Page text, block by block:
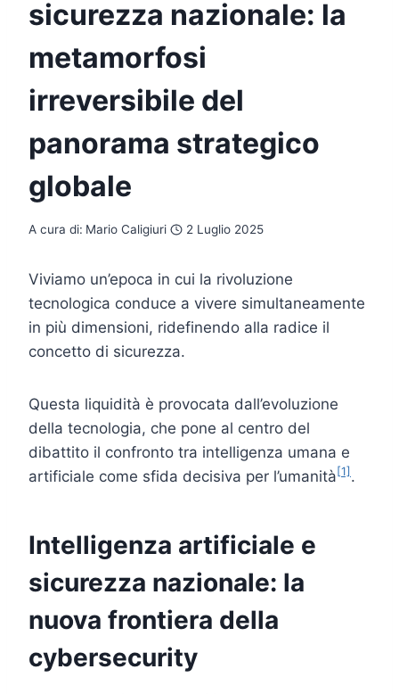
sicurezza nazionale: la
metamorfosi
irreversibile del
panorama strategico
globale
A cura di: Mario Caligiuri 2 Luglio 2025
Viviamo un’epoca in cui la rivoluzione
tecnologica conduce a vivere simultaneamente
in più dimensioni, ridefinendo alla radice il
concetto di sicurezza.
Questa liquidità è provocata dall’evoluzione
della tecnologia, che pone al centro del
dibattito il confronto tra intelligenza umana e
artificiale come sfida decisiva per l’umanità [1] .
Intelligenza artificiale e
sicurezza nazionale: la
nuova frontiera della
cybersecurity